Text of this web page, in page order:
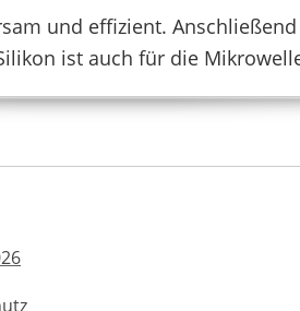
und effizient.
ist auch für die